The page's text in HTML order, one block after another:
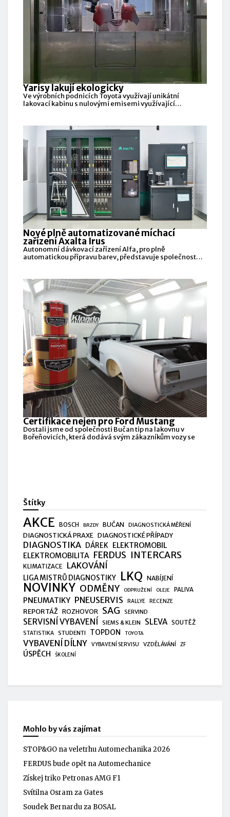
Yarisy lakují ekologicky
Ve výrobních podnicích Toyota využívají unikátní
lakovací kabinu s nulovými emisemi využívající
Nové plně automatizované míchací
zařízení Axalta Irus
Autonomní dávkovací zařízení Alfa, pro plně
automatickou přípravu barev, představuje společnost
Certifikace nejen pro Ford Mustang
Dostali jsme od společnosti Bučan tip na lakovnu v
Bořeňovicích, která dodává svým zákazníkům vozy se
Štítky
AKCE BOSCH BRZDY BUČAN DIAGNOSTICKÁ MĚŘENÍ
DIAGNOSTICKÁ PRAXE DIAGNOSTICKÉ PŘÍPADY
DIAGNOSTIKA DÁREK ELEKTROMOBIL
ELEKTROMOBILITA FERDUS INTERCARS
KLIMATIZACE LAKOVÁNÍ
LIGA MISTRŮ DIAGNOSTIKY LKQ NABÍJENÍ
NOVINKY ODMĚNY ODPRUŽENÍ OLEJE PALIVA
PNEUMATIKY PNEUSERVIS RALLYE RECENZE
REPORTÁŽ ROZHOVOR SAG SERVIND
SERVISNÍ VYBAVENÍ SIEMS & KLEIN SLEVA SOUTĚŽ
STATISTIKA STUDENTI TOPDON TOYOTA
VYBAVENÍ DÍLNY VYBAVENÍ SERVISU VZDĚLÁVÁNÍ ZF
ÚSPĚCH ŠKOLENÍ
Mohlo by vás zajímat
STOP&GO na veletrhu Automechanika 2026
FERDUS bude opět na Automechanice
Získej triko Petronas AMG F1
Svítilna Osram za Gates
Soudek Bernardu za BOSAL